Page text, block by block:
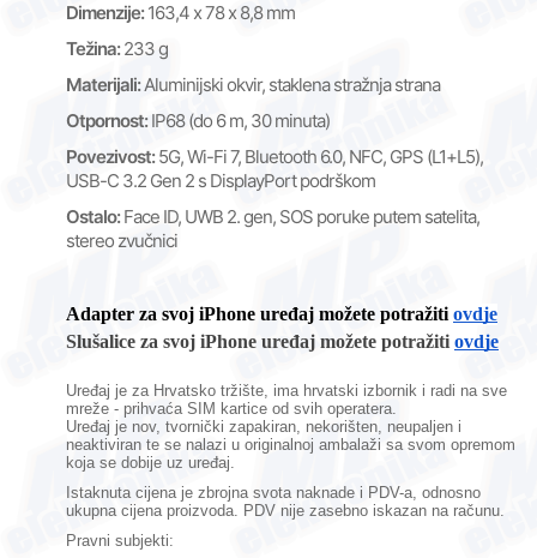
Dimenzije:163,4 x 78 x 8,8 mm
Težina:233 g
Materijali:Aluminijski okvir, staklena stražnja strana
Otpornost:IP68 (do 6 m, 30 minuta)
Povezivost:5G, Wi-Fi 7, Bluetooth 6.0, NFC, GPS (L1+L5),
USB-C 3.2 Gen 2 s DisplayPort podrškom
Ostalo:Face ID, UWB 2. gen, SOS poruke putem satelita,
stereo zvučnici
Adapter za svoj iPhone uređaj možete potražiti ovdje
Slušalice za svoj iPhone uređaj možete potražiti ovdje
Uređaj je za Hrvatsko tržište, ima hrvatski izbornik i radi na sve
mreže - prihvaća SIM kartice od svih operatera.
Uređaj je nov, tvornički zapakiran, nekorišten, neupaljen i
neaktiviran te se nalazi u originalnoj ambalaži sa svom opremom
koja se dobije uz uređaj.
Istaknuta cijena je zbrojna svota naknade i PDV-a, odnosno
ukupna cijena proizvoda. PDV nije zasebno iskazan na računu.
Pravni subjekti: